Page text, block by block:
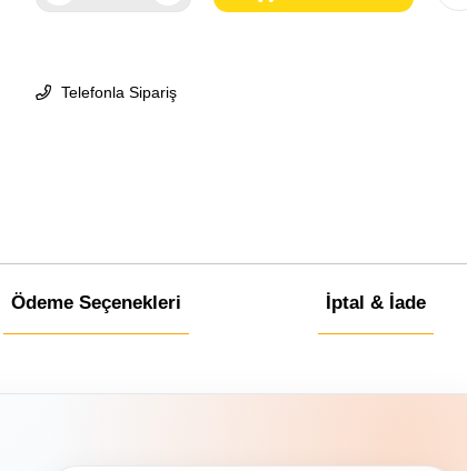
Telefonla Sipariş
Ödeme Seçenekleri İptal & İade